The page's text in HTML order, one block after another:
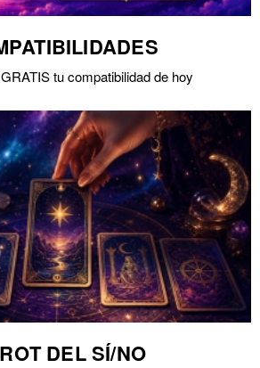
tu compatibilidad de hoy
DEL SÍ/NO